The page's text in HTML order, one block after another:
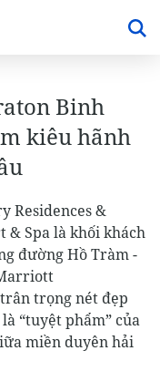
Binh
kiêu hãnh
Residences &
& Spa là khối khách
đường Hồ Tràm -
trọng nét đẹp
“tuyệt phẩm” của
miền duyên hải